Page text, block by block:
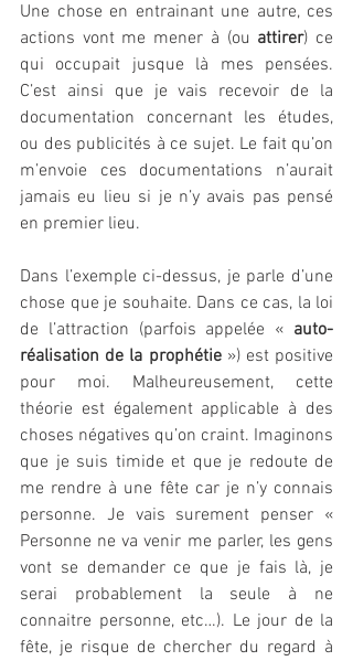
Une chose en entrainant une autre, ces
actions vont me mener à (ou attirer) ce
qui occupait jusque là mes pensées.
C’est ainsi que je vais recevoir de la
documentation concernant les études,
ou des publicités à ce sujet. Le fait qu’on
m’envoie ces documentations n’aurait
jamais eu lieu si je n’y avais pas pensé
en premier lieu.
Dans l’exemple ci-dessus, je parle d’une
chose que je souhaite. Dans ce cas, la loi
de l’attraction (parfois appelée « auto-
réalisation de la prophétie ») est positive
pour moi. Malheureusement, cette
théorie est également applicable à des
choses négatives qu’on craint. Imaginons
que je suis timide et que je redoute de
me rendre à une fête car je n’y connais
personne. Je vais surement penser «
Personne ne va venir me parler, les gens
vont se demander ce que je fais là, je
serai probablement la seule à ne
connaitre personne, etc…). Le jour de la
fête, je risque de chercher du regard à